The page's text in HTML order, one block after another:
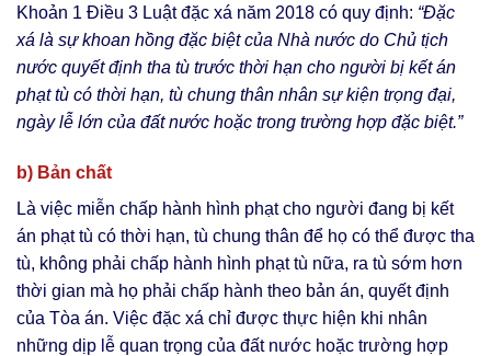
Khoản 1 Điều 3 Luật đặc xá năm 2018 có quy định: “Đặc
xá là sự khoan hồng đặc biệt của Nhà nước do Chủ tịch
nước quyết định tha tù trước thời hạn cho người bị kết án
phạt tù có thời hạn, tù chung thân nhân sự kiện trọng đại,
ngày lễ lớn của đất nước hoặc trong trường hợp đặc biệt.”
b) Bản chất
Là việc miễn chấp hành hình phạt cho người đang bị kết
án phạt tù có thời hạn, tù chung thân để họ có thể được tha
tù, không phải chấp hành hình phạt tù nữa, ra tù sớm hơn
thời gian mà họ phải chấp hành theo bản án, quyết định
của Tòa án. Việc đặc xá chỉ được thực hiện khi nhân
những dịp lễ quan trọng của đất nước hoặc trường hợp